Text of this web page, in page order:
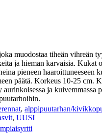
muodostaa tiheän vihreän
ja hieman karvaisia. Kukat
pieneen haaroittuneeseen
päätä. Korkeus 10-25 cm.
ja kuivemmassa
, alppipuutarhan/
, UUSI